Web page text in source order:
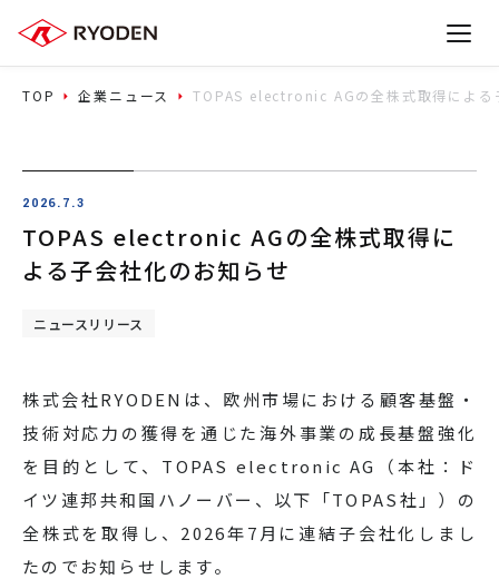
TOP 企業ニュース TOPAS electronic AGの全株式取得による
2026.7.3
TOPAS electronic AGの全株式取得に
よる子会社化のお知らせ
ニュースリリース
株式会社RYODENは、欧州市場における顧客基盤・
技術対応力の獲得を通じた海外事業の成長基盤強化
を目的として、TOPAS electronic AG（本社：ド
イツ連邦共和国ハノーバー、以下「TOPAS社」）の
全株式を取得し、2026年7月に連結子会社化しまし
たのでお知らせします。